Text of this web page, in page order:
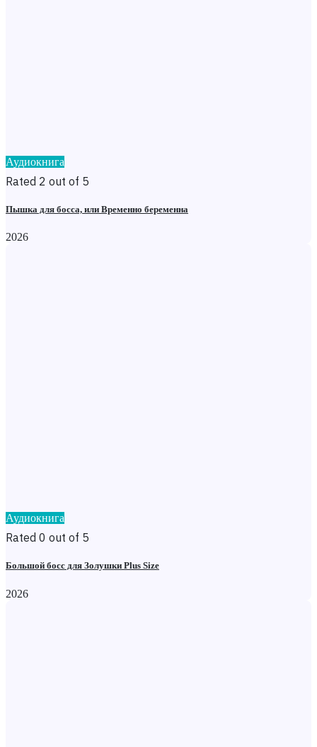
Аудиокнига
Rated 2 out of 5
Пышка для босса, или Временно беременна
2026
Аудиокнига
Rated 0 out of 5
Большой босс для Золушки Plus Size
2026